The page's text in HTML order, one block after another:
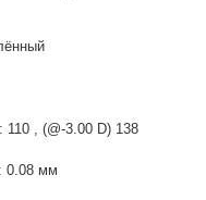
110 , (@-3.00 D) 138
0.08 мм